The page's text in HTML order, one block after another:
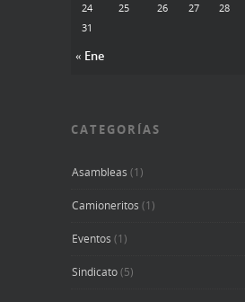
« Ene
24
25 26 27 28
31
CATEGORÍAS
Asambleas (1)
Camioneritos (1)
Eventos (1)
Sindicato(5)